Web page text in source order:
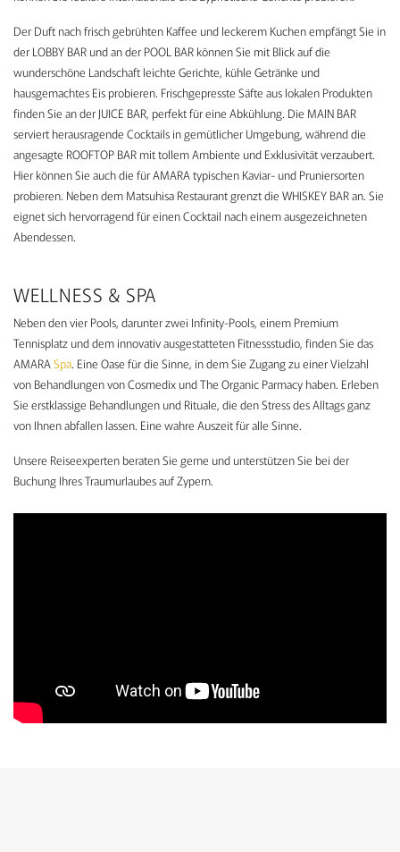
Der Duft nach frisch gebrühten Kaffee und leckerem Kuchen empfängt Sie in
der LOBBY BAR und an der POOL BAR können Sie mit Blick auf die
wunderschöne Landschaft leichte Gerichte, kühle Getränke und
hausgemachtes Eis probieren. Frischgepresste Säfte aus lokalen Produkten
finden Sie an der JUICE BAR, perfekt für eine Abkühlung. Die MAIN BAR
serviert herausragende Cocktails in gemütlicher Umgebung, während die
angesagte ROOFTOP BAR mit tollem Ambiente und Exklusivität verzaubert.
Hier können Sie auch die für AMARA typischen Kaviar- und Pruniersorten
probieren. Neben dem Matsuhisa Restaurant grenzt die WHISKEY BAR an. Sie
eignet sich hervorragend für einen Cocktail nach einem ausgezeichneten
Abendessen.
WELLNESS & SPA
Neben den vier Pools, darunter zwei Infinity-Pools, einem Premium
Tennisplatz und dem innovativ ausgestatteten Fitnessstudio, finden Sie das
AMARASpa. Eine Oase für die Sinne, in dem Sie Zugang zu einer Vielzahl
von Behandlungen von Cosmedix und The Organic Parmacy haben. Erleben
Sie erstklassige Behandlungen und Rituale, die den Stress des Alltags ganz
von Ihnen abfallen lassen. Eine wahre Auszeit für alle Sinne.
Unsere Reiseexperten beraten Sie gerne und unterstützen Sie bei der
Buchung Ihres Traumurlaubes auf Zypern.